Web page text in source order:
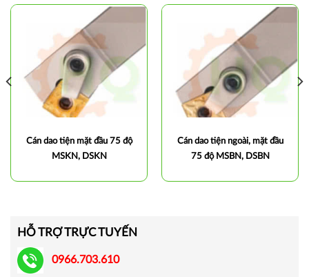
Cán dao tiện mặt đầu 75 độ
MSKN, DSKN
Cán dao tiện ngoài, mặt đầu
75 độ MSBN, DSBN
HỖ TRỢ TRỰC TUYẾN
0966.703.610